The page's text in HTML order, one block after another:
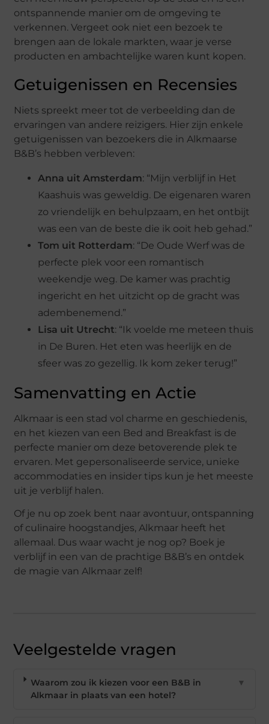
ontspannende manier om de omgeving te
verkennen. Vergeet ook niet een bezoek te
brengen aan de lokale markten, waar je verse
producten en ambachtelijke waren kunt kopen.
Getuigenissen en Recensies
Niets spreekt meer tot de verbeelding dan de
ervaringen van andere reizigers. Hier zijn enkele
getuigenissen van bezoekers die in Alkmaarse
B&B’s hebben verbleven:
Anna uit Amsterdam: “Mijn verblijf in Het
Kaashuis was geweldig. De eigenaren waren
zo vriendelijk en behulpzaam, en het ontbijt
was een van de beste die ik ooit heb gehad.”
Tom uit Rotterdam: “De Oude Werf was de
perfecte plek voor een romantisch
weekendje weg. De kamer was prachtig
ingericht en het uitzicht op de gracht was
adembenemend.”
Lisa uit Utrecht: “Ik voelde me meteen thuis
in De Buren. Het eten was heerlijk en de
sfeer was zo gezellig. Ik kom zeker terug!”
Samenvatting en Actie
Alkmaar is een stad vol charme en geschiedenis,
en het kiezen van een Bed and Breakfast is de
perfecte manier om deze betoverende plek te
ervaren. Met gepersonaliseerde service, unieke
accommodaties en insider tips kun je het meeste
uit je verblijf halen.
Of je nu op zoek bent naar avontuur, ontspanning
of culinaire hoogstandjes, Alkmaar heeft het
allemaal. Dus waar wacht je nog op? Boek je
verblijf in een van de prachtige B&B’s en ontdek
de magie van Alkmaar zelf!
Veelgestelde vragen
Waarom zou ik kiezen voor een B&B in
Alkmaar in plaats van een hotel?
▼